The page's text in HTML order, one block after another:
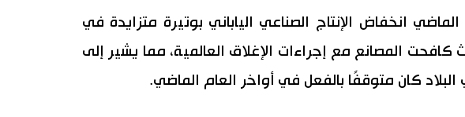
انخفاض الإنتاج الصناعي الياباني بوتيرة متزايدة في
كافحت المصانع مع إجراءات الإغلاق العالمية، مما يشير إلى
البلاد كان متوقفًا بالفعل في أواخر العام الماضي.